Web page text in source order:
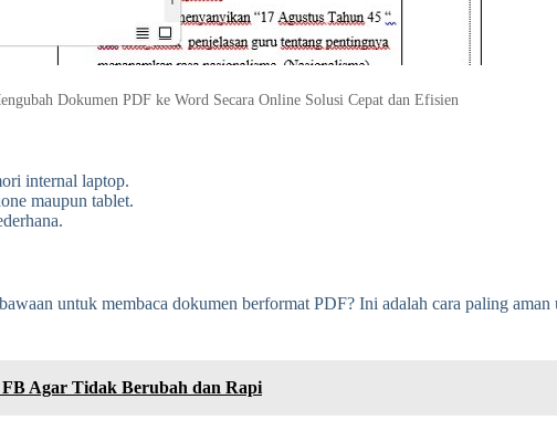
Dokumen PDF ke Word Secara Online Solusi Cepat dan Efisien
internal laptop.
maupun tablet.
untuk membaca dokumen berformat PDF? Ini adalah cara paling
Agar Tidak Berubah dan Rapi